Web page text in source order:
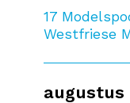
17
Westfriese
augustus